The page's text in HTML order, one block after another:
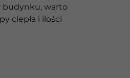
budynku, warto
ciepła i ilości